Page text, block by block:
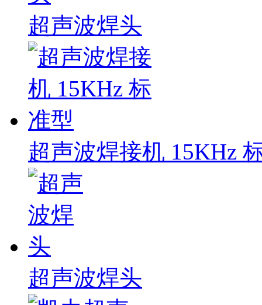
超声波焊头
超声波焊接机 15KHz
超声波焊头